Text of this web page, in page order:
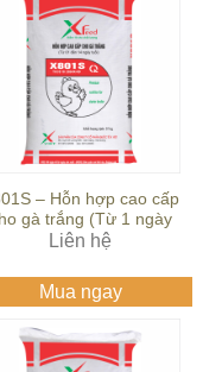
– Hỗn hợp cao cấp
gà trắng (Từ 1 ngày
đến 14 ngày tuổi)
Liên hệ
Mua ngay